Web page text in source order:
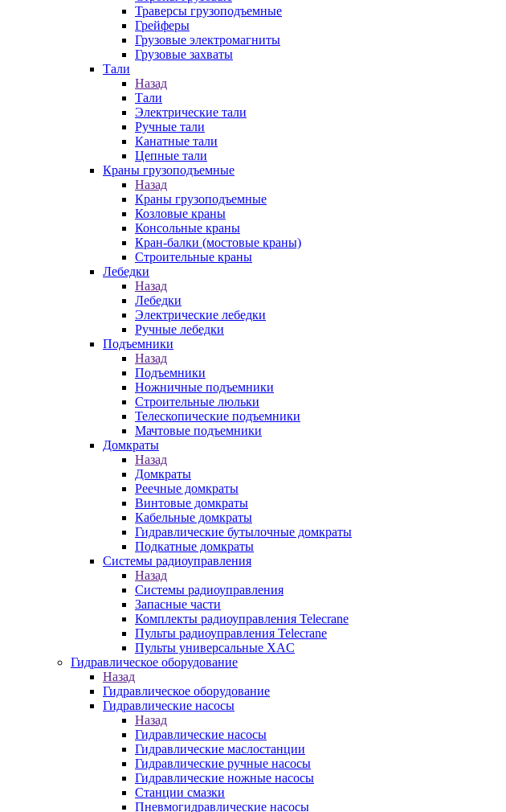
Траверсы грузоподъемные
Грейферы
Грузовые электромагниты
Грузовые захваты
Тали
Назад
Тали
Электрические тали
Ручные тали
Канатные тали
Цепные тали
Краны грузоподъемные
Назад
Краны грузоподъемные
Козловые краны
Консольные краны
Кран-балки (мостовые краны)
Строительные краны
Лебедки
Назад
Лебедки
Электрические лебедки
Ручные лебедки
Подъемники
Назад
Подъемники
Ножничные подъемники
Строительные люльки
Телескопические подъемники
Мачтовые подъемники
Домкраты
Назад
Домкраты
Реечные домкраты
Винтовые домкраты
Кабельные домкраты
Гидравлические бутылочные домкраты
Подкатные домкраты
Системы радиоуправления
Назад
Системы радиоуправления
Запасные части
Комплекты радиоуправления Telecrane
Пульты радиоуправления Telecrane
Пульты универсальные XAC
Гидравлическое оборудование
Назад
Гидравлическое оборудование
Гидравлические насосы
Назад
Гидравлические насосы
Гидравлические маслостанции
Гидравлические ручные насосы
Гидравлические ножные насосы
Станции смазки
Пневмогидравлические насосы